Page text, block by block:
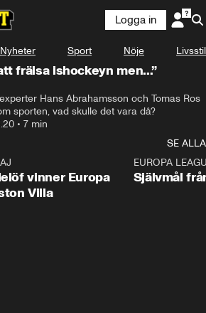
Logga in
Nyheter Sport Nöje Livsstil
frälsa ishockeyn men...”
Hans Abrahamsson och Tomas Ros
sporten, vad skulle det vara då?
• 7 min
SE ALLA
vinner Europa
Villa
EUROPA
Självmål